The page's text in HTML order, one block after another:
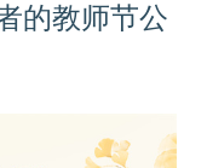
的教师节公